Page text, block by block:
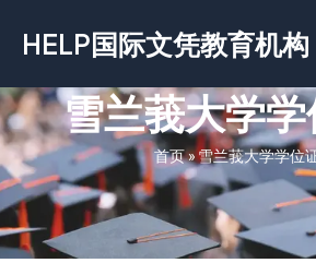
容
HELP国际文凭教育机构
雪兰莪大学
首页»雪兰莪大学学位